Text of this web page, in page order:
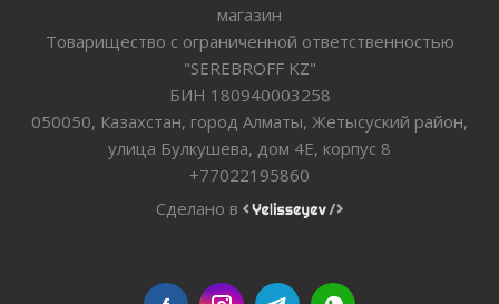
магазин
Товарищество с ограниченной ответственностью
"SEREBROFF KZ"
БИН 180940003258
050050, Казахстан, город Алматы, Жетысуский район,
улица Булкушева, дом 4Е, корпус 8
+77022195860
Сделано в